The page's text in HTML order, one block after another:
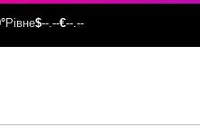
Рівне$--.--€--.--